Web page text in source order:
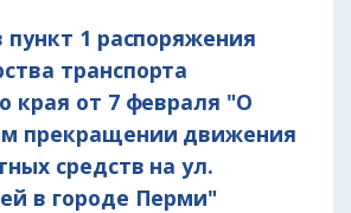
пункт 1 распоряжения
транспорта
края от 7 февраля "О
прекращении движения
средств на ул.
в городе Перми"